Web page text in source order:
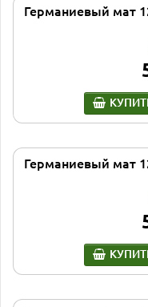
Германиевый мат
Германиевый мат